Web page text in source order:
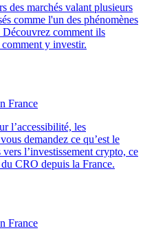
des marchés valant plusieurs
comme l'un des phénomènes
comment ils
y investir.
France
l’accessibilité, les
demandez ce qu’est le
l’investissement crypto, ce
CRO depuis la France.
France